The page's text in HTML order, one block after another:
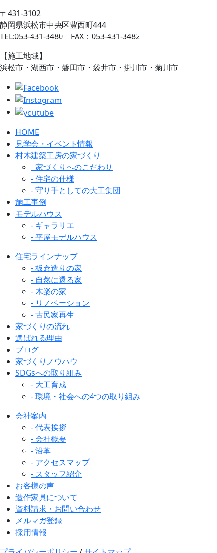
〒431-3102
静岡県浜松市中央区豊西町444
TEL:053-431-3480 FAX：053-431-3482
【施工地域】
浜松市・湖西市・磐田市・袋井市・掛川市・菊川市
HOME
見学会・イベント情報
村木建築工房の家づくり
- 家づくりへのこだわり
- 住宅の仕様
- 守り手としての大工集団
施工事例
モデルハウス
- ギャラリエ
- 平屋モデルハウス
住宅ラインナップ
- 板倉造りの家
- 自然に還る家
- 木楽の家
- リノベーション
- 古民家再生
家づくりの流れ
選ばれる理由
ブログ
家づくりノウハウ
SDGsへの取り組み
- 大工育成
- 環境・社会への4つの取り組み
会社案内
- 代表挨拶
- 会社概要
- 沿革
- アクセスマップ
- スタッフ紹介
お客様の声
造作家具について
資料請求・お問い合わせ
メルマガ登録
採用情報